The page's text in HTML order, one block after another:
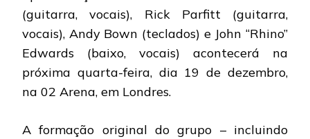
(guitarra, vocais), Rick Parfitt (guitarra,
vocais), Andy Bown (teclados) e John “Rhino”
Edwards (baixo, vocais) acontecerá na
próxima quarta-feira, dia 19 de dezembro,
na 02 Arena, em Londres.
A formação original do grupo – incluindo